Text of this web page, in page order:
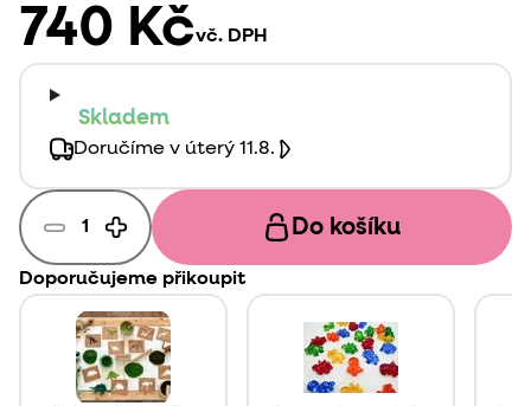
740 Kčvč. DPH
Skladem
Doručíme v úterý 11.8.
Do košíku
Doporučujeme přikoupit